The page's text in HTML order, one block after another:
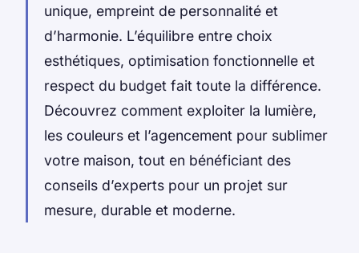
unique, empreint de personnalité et
d’harmonie. L’équilibre entre choix
esthétiques, optimisation fonctionnelle et
respect du budget fait toute la différence.
Découvrez comment exploiter la lumière,
les couleurs et l’agencement pour sublimer
votre maison, tout en bénéficiant des
conseils d’experts pour un projet sur
mesure, durable et moderne.